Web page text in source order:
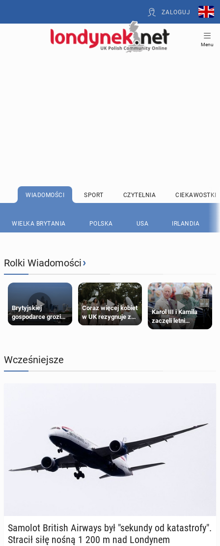
ZALOGUJ
Menu
WIADOMOŚCI SPORT CZYTELNIA CIEKAWOSTKI
WIELKA BRYTANIA POLSKA USA IRLANDIA
Rolki Wiadomości›
Brytyjskiej
gospodarce grozi
recesja, jeśli
Coraz więcej kobiet
w UK rezygnuje z
roli druhny na
Karol III i Kamila
zaczęli letni
odpoczynek po
Wcześniejsze
Samolot British Airways był "sekundy od ka­ta­stro­fy".
Stracił siłę nośną 1 200 m nad Lon­dy­nem